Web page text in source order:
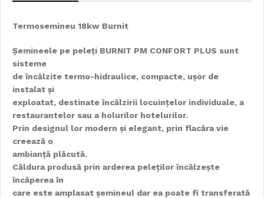
Termosemineu 18kw Burnit
Șemineele pe peleți BURNIT PM CONFORT PLUS sunt
sisteme
de încălzite termo-hidraulice, compacte, ușor de
instalat și
exploatat, destinate încălzirii locuințelor individuale, a
restaurantelor sau a holurilor hotelurilor.
Prin designul lor modern și elegant, prin flacăra vie
creează o
ambianță plăcută.
Căldura produsă prin arderea peleților încălzește
încăperea în
care este amplasat șemineul dar ea poate fi transferată